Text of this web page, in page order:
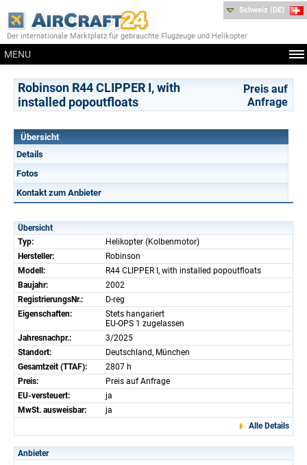
Der internationale Marktplatz für gebrauchte Flugzeuge und Helikopter
MENU
Schweiz (DE)
Robinson R44 CLIPPER I, with
installed popoutfloats
Preis auf
Anfrage
Übersicht
Details
Fotos
Kontakt zum Anbieter
Übersicht
Typ:
Helikopter (Kolbenmotor)
Hersteller:
Robinson
Modell:
R44 CLIPPER I, with installed popoutfloats
Baujahr:
2002
RegistrierungsNr.:
D-reg
Eigenschaften:
Stets hangariert
EU-OPS 1 zugelassen
Jahresnachpr.:
3/2025
Standort:
Deutschland, München
Gesamtzeit (TTAF):
2807 h
Preis:
Preis auf Anfrage
EU-versteuert:
ja
MwSt. ausweisbar:
ja
Alle Details
Anbieter